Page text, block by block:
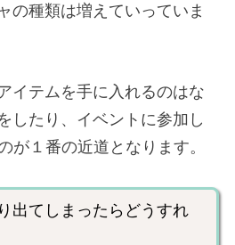
の種類は増えていっていま
イテムを手に入れるのはな
したり、イベントに参加し
が１番の近道となります。
出てしまったらどうすれ